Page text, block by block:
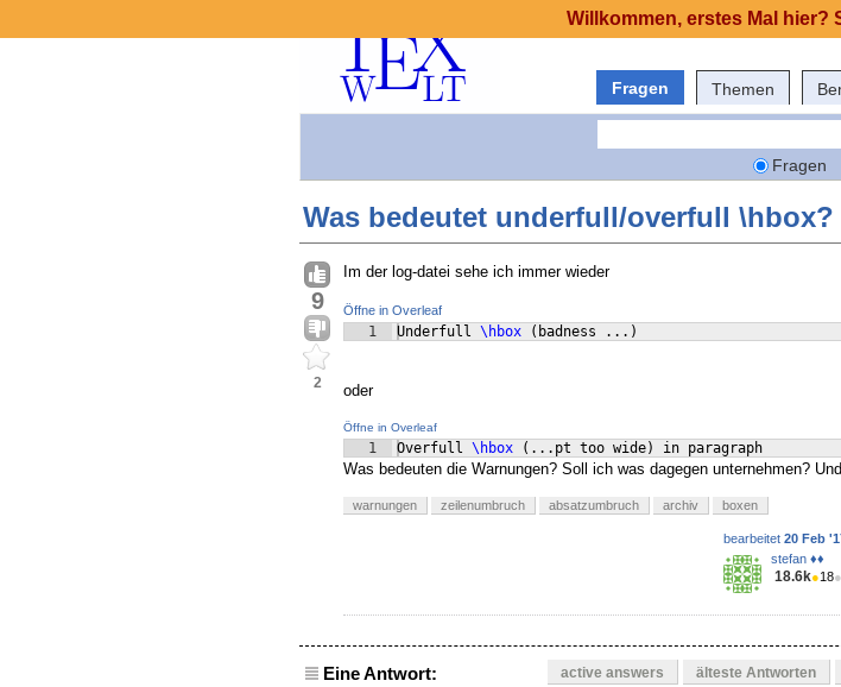
Fragen Themen
Fragen
Was bedeutet underfull/overfull \hbox?
9
2
Im der log-datei sehe ich immer wieder
Öffne in Overleaf
1 Underfull \hbox ( badness ... )
oder
Öffne in Overleaf
1 Overfull \hbox ( ...pt too wide) in paragraph
Was bedeuten die Warnungen? Soll ich was dagegen unternehmen?
warnungen zeilenumbruch absatzumbruch archiv boxen
bearbeitet 20 Feb
stefan ♦♦
18.6k●18●
Eine Antwort: active answers älteste Antworten
Willkommen, erstes Mal hier?